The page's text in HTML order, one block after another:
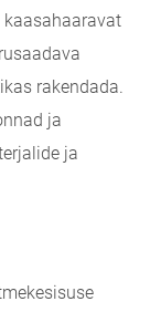
rakendada.
ja
ja